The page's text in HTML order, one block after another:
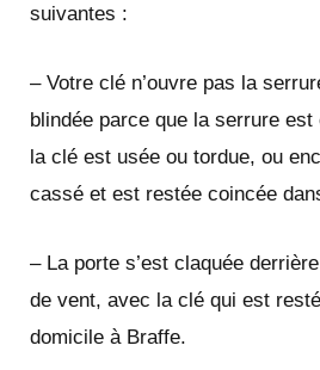
suivantes :
– Votre clé n’ouvre pas la
blindée parce que la serrure est
la clé est usée ou tordue, ou
cassé et est restée coincée
– La porte s’est claquée
de vent, avec la clé qui est
domicile à Braffe.